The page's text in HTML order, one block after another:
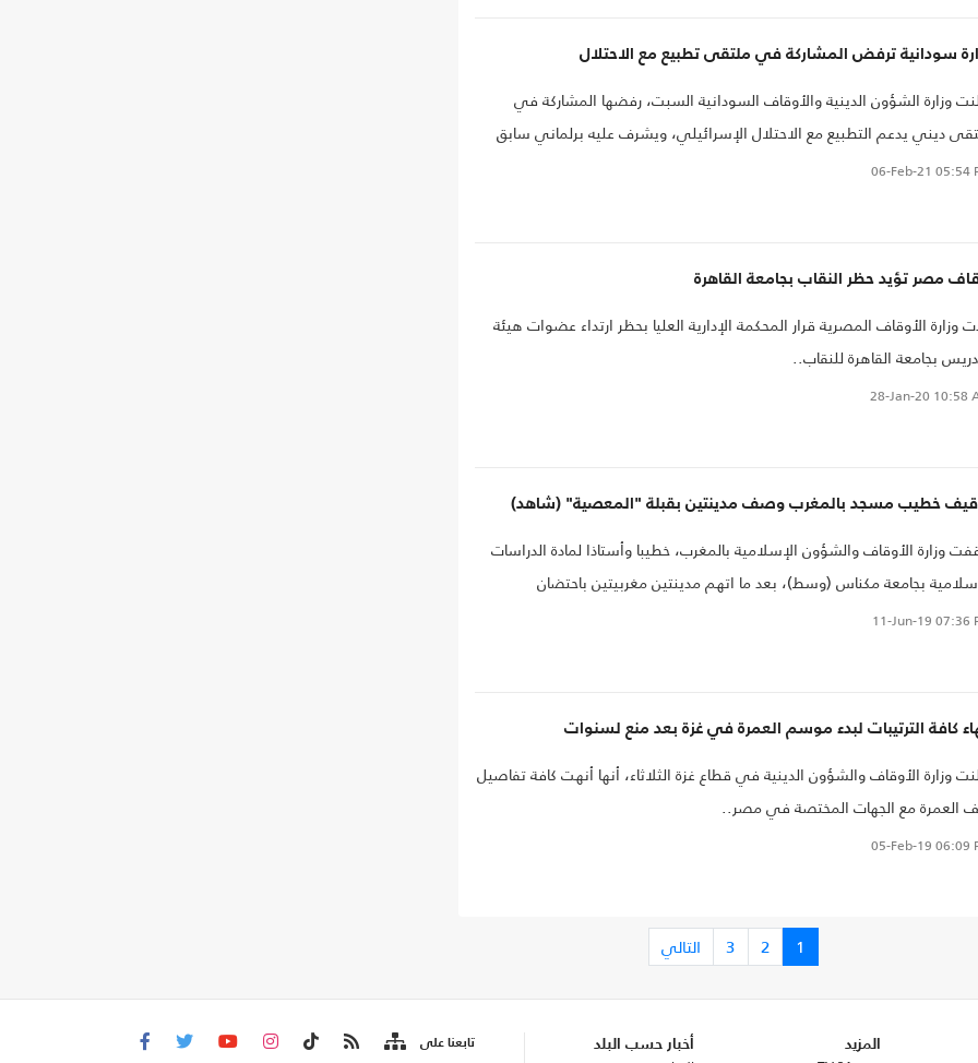
سودانية ترفض المشاركة في ملتقى تطبيع مع الاحتلال
وزارة الشؤون الدينية والأوقاف السودانية السبت، رفضها المشاركة في
ديني يدعم التطبيع مع الاحتلال الإسرائيلي، ويشرف عليه برلماني سابق
أعمال سوداني..
06-Feb-21 05:54
مصر تؤيد حظر النقاب بجامعة القاهرة
وزارة الأوقاف المصرية قرار المحكمة الإدارية العليا بحظر ارتداء عضوات هيئة
بجامعة القاهرة للنقاب..
28-Jan-20 10:58
خطيب مسجد بالمغرب وصف مدينتين بقبلة "المعصية" (شاهد)
وزارة الأوقاف والشؤون الإسلامية بالمغرب، خطيبا وأستاذا لمادة الدراسات
بجامعة مكناس (وسط)، بعد ما اتهم مدينتين مغربيتين باحتضان
أثارت كلماته غضبا شعبيا واحتجاجات للمجتمع المدني.
11-Jun-19 07:36
كافة الترتيبات لبدء موسم العمرة في غزة بعد منع لسنوات
وزارة الأوقاف والشؤون الدينية في قطاع غزة الثلاثاء، أنها أنهت كافة تفاصيل
العمرة مع الجهات المختصة في مصر..
05-Feb-19 06:09
1
2
3 التالي
المزيد أخبار حسب البلد تابعنا على